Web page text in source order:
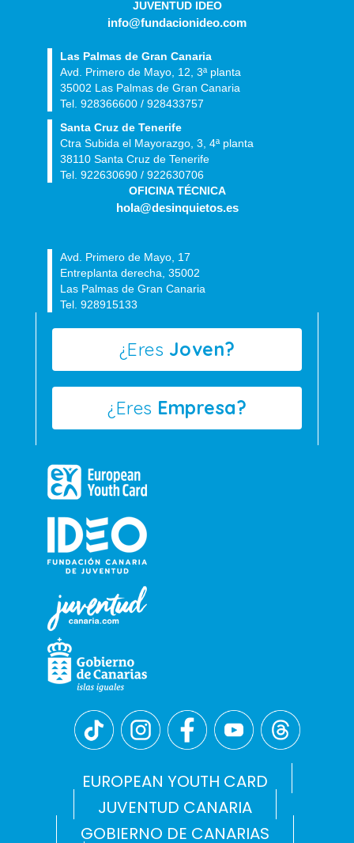
JUVENTUD IDEO
info@fundacionideo.com
Las Palmas de Gran Canaria
Avd. Primero de Mayo, 12, 3ª planta
35002 Las Palmas de Gran Canaria
Tel. 928366600 / 928433757
Santa Cruz de Tenerife
Ctra Subida el Mayorazgo, 3, 4ª planta
38110 Santa Cruz de Tenerife
Tel. 922630690 / 922630706
OFICINA TÉCNICA
hola@desinquietos.es
Avd. Primero de Mayo, 17
Entreplanta derecha, 35002
Las Palmas de Gran Canaria
Tel. 928915133
¿Eres Joven?
¿Eres Empresa?
EUROPEAN YOUTH CARD
JUVENTUD CANARIA
GOBIERNO DE CANARIAS